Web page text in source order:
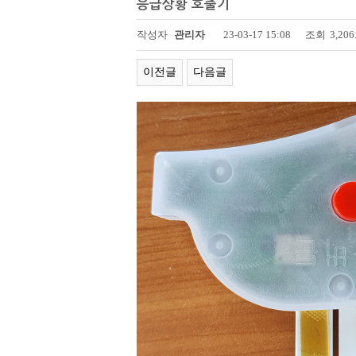
응급상황 호출기
페이지 정보
작성자 관리자 23-03-17 15:08 조회
이전글 다음글